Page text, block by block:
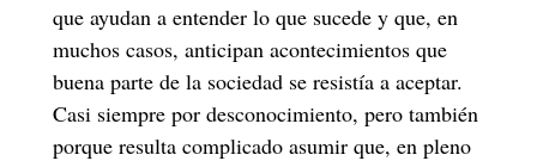
que ayudan a entender lo que sucede y que, en
muchos casos, anticipan acontecimientos que
buena parte de la sociedad se resistía a aceptar.
Casi siempre por desconocimiento, pero también
porque resulta complicado asumir que, en pleno